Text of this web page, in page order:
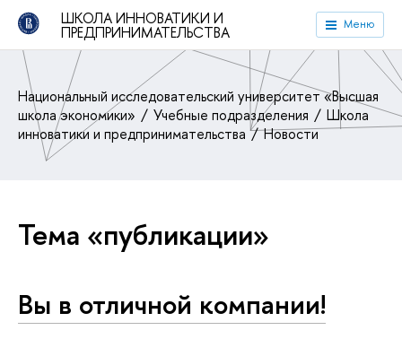
ШКОЛА ИННОВАТИКИ И
ПРЕДПРИНИМАТЕЛЬСТВА Меню
Национальный исследовательский университет «Высшая
школа экономики»
Учебные подразделения
Школа
инноватики и предпринимательства
Новости
Тема «публикации»
Вы в отличной компании!